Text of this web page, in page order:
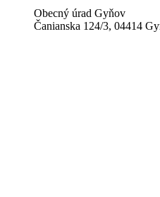
Obecný úrad Gyňov
Čanianska 124/3, 04414